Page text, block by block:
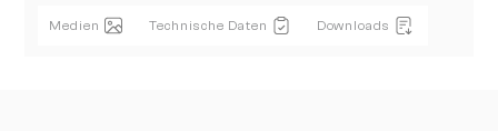
Medien Technische Daten Downloads